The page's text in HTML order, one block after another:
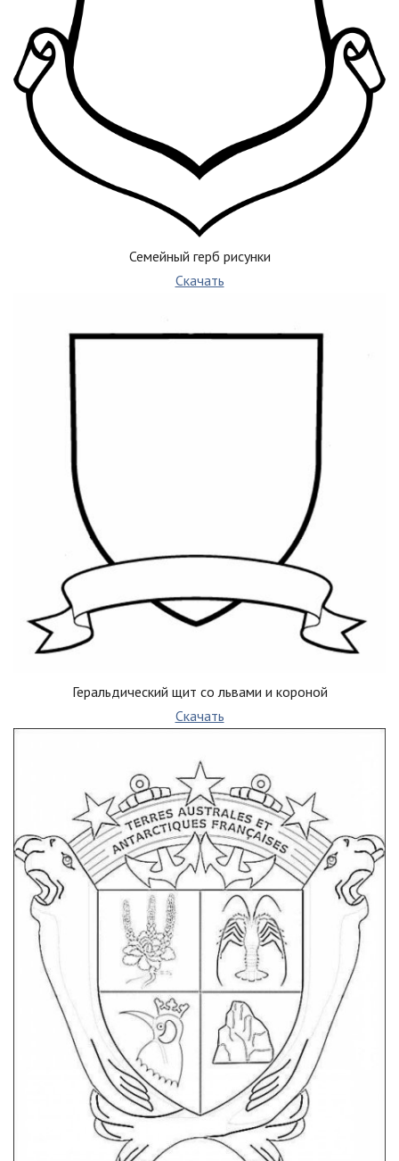
Семейный герб рисунки
Скачать
Геральдический щит со львами и короной
Скачать